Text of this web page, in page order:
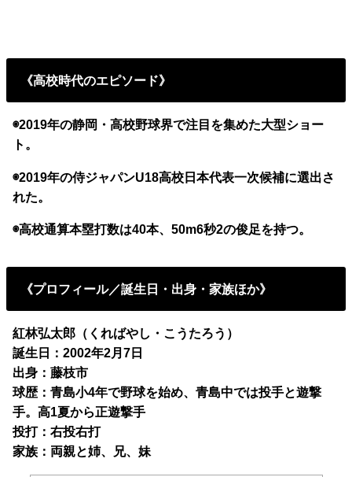
《高校時代のエピソード》
◉2019年の静岡・高校野球界で注目を集めた大型ショー
ト。
◉2019年の侍ジャパンU18高校日本代表一次候補に選出さ
れた。
◉高校通算本塁打数は40本、50m6秒2の俊足を持つ。
《プロフィール／誕生日・出身・家族ほか》
紅林弘太郎（くればやし・こうたろう）
誕生日：2002年2月7日
出身：藤枝市
球歴：青島小4年で野球を始め、青島中では投手と遊撃
手。高1夏から正遊撃手
投打：右投右打
家族：両親と姉、兄、妹